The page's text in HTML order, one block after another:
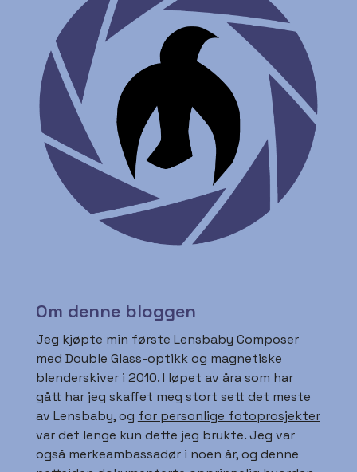
Om denne bloggen
Jeg kjøpte min første Lensbaby Composer
med Double Glass-optikk og magnetiske
blenderskiver i 2010. I løpet av åra som har
gått har jeg skaffet meg stort sett det meste
av Lensbaby, og for personlige fotoprosjekter
var det lenge kun dette jeg brukte. Jeg var
også merkeambassadør i noen år, og denne